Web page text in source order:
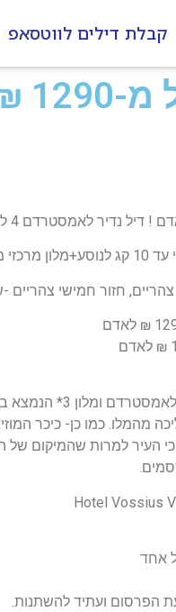
קבלת דילים לווטסאפ
4 לילות!
דאם!
כ- 15 דקות הליכה מהמלו. כמו